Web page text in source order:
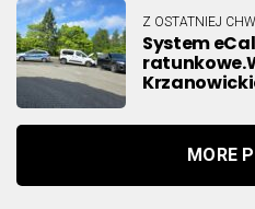
Z OSTATNIEJ
System
MORE